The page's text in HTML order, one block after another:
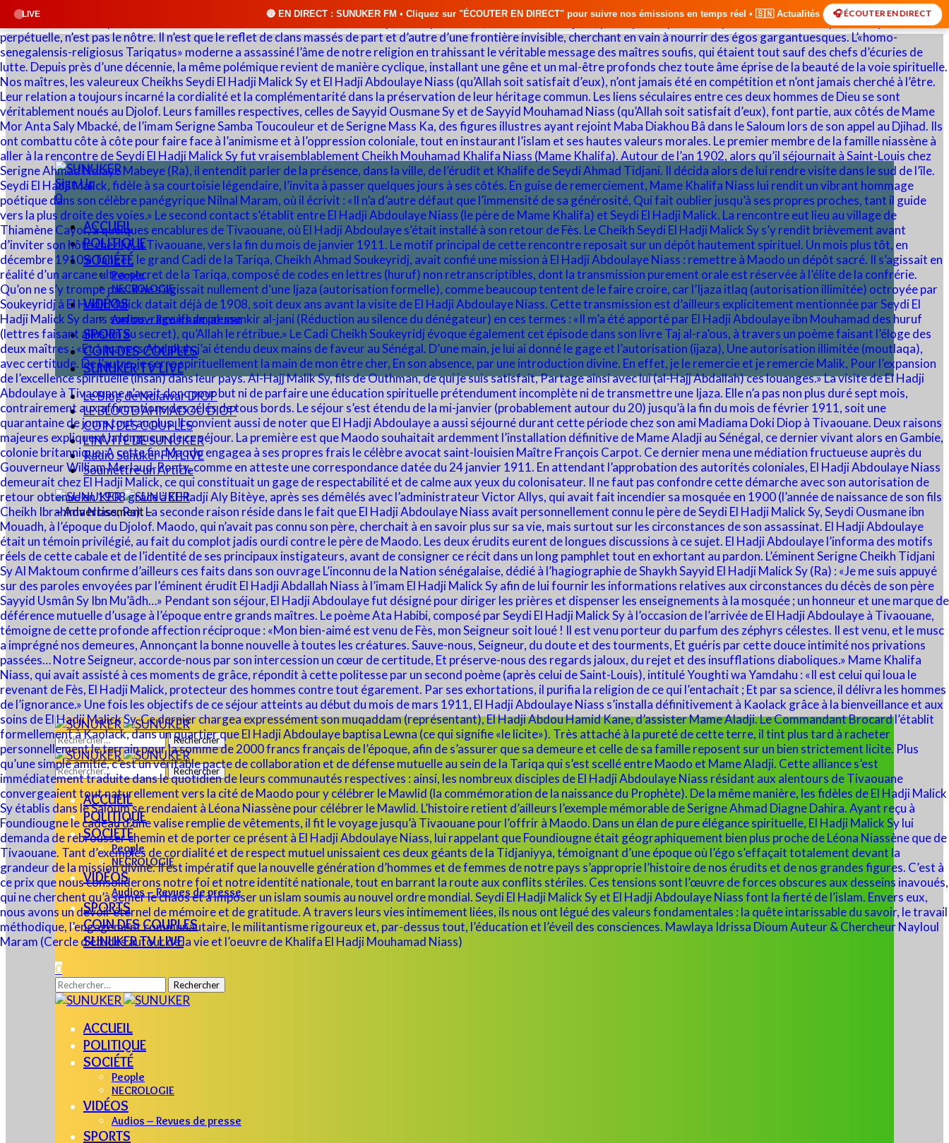
LIVE 🔴 EN DIRECT : SUNUKER FM • Cliquez sur "ÉCOUTER EN DIRECT" pour suivre nos émissions en temps réel • 🇸🇳 Actualités du Sénégal • 🌍 Actualités Internationales •
🎧 ÉCOUTER EN DIRECT
Sign Up
0
ACCUEIL
POLITIQUE
SOCIÉTÉ
People
NECROLOGIE
VIDÉOS
Audios – Revues de presse
SPORTS
COIN DES COUPLES
SUNUKER TV LIVE
Le Blog de Ndiawar DIOP
LE BLOG D’AHMADOU DIOP
COIN DES COUPLES
L’INVITÉ DE SUNUKER
Radio Sunuker FM LIVE
Soumettre un Article
– Advertisement –
Rechercher :
Rechercher :
ACCUEIL
POLITIQUE
SOCIÉTÉ
People
NECROLOGIE
VIDÉOS
Audios – Revues de presse
SPORTS
COIN DES COUPLES
SUNUKER TV LIVE
0
Rechercher :
ACCUEIL
POLITIQUE
SOCIÉTÉ
People
NECROLOGIE
VIDÉOS
Audios – Revues de presse
SPORTS